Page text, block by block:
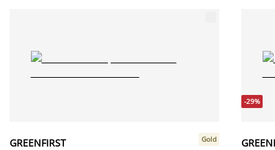
GREENFIRST
Gold
-29%